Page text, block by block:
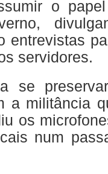
o
entrevistas
servidores.
se
a militância
os
num